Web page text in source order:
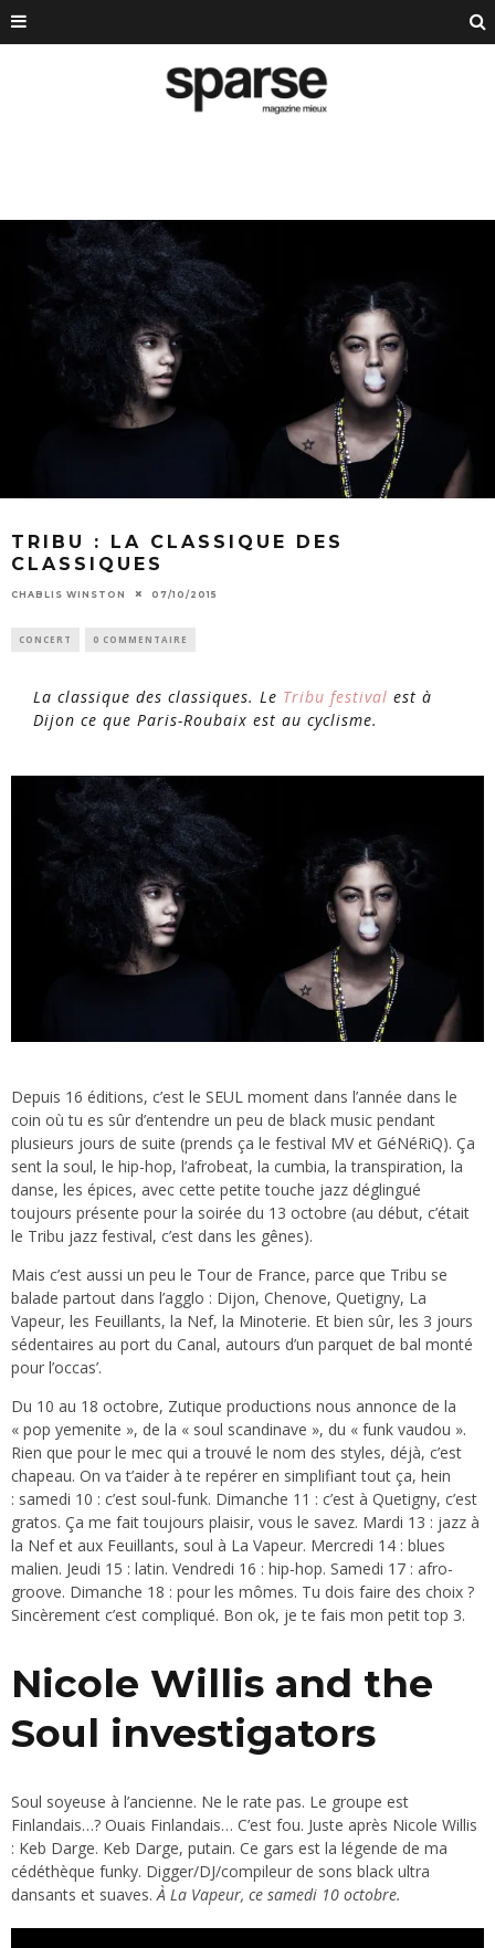
TRIBU : LA CLASSIQUE DES
CLASSIQUES
CHABLIS WINSTON 07/10/2015
CONCERT 0 COMMENTAIRE
La classique des classiques. Le Tribu festival est à
Dijon ce que Paris-Roubaix est au cyclisme.
Depuis 16 éditions, c’est le SEUL moment dans l’année dans le
coin où tu es sûr d’entendre un peu de black music pendant
plusieurs jours de suite (prends ça le festival MV et GéNéRiQ). Ça
sent la soul, le hip-hop, l’afrobeat, la cumbia, la transpiration, la
danse, les épices, avec cette petite touche jazz déglingué
toujours présente pour la soirée du 13 octobre (au début, c’était
le Tribu jazz festival, c’est dans les gênes).
Mais c’est aussi un peu le Tour de France, parce que Tribu se
balade partout dans l’agglo : Dijon, Chenove, Quetigny, La
Vapeur, les Feuillants, la Nef, la Minoterie. Et bien sûr, les 3 jours
sédentaires au port du Canal, autours d’un parquet de bal monté
pour l’occas’.
Du 10 au 18 octobre, Zutique productions nous annonce de la
« pop yemenite », de la « soul scandinave », du « funk vaudou ».
Rien que pour le mec qui a trouvé le nom des styles, déjà, c’est
chapeau. On va t’aider à te repérer en simplifiant tout ça, hein
: samedi 10 : c’est soul-funk. Dimanche 11 : c’est à Quetigny, c’est
gratos. Ça me fait toujours plaisir, vous le savez. Mardi 13 : jazz à
la Nef et aux Feuillants, soul à La Vapeur. Mercredi 14 : blues
malien. Jeudi 15 : latin. Vendredi 16 : hip-hop. Samedi 17 : afro-
groove. Dimanche 18 : pour les mômes. Tu dois faire des choix ?
Sincèrement c’est compliqué. Bon ok, je te fais mon petit top 3.
Nicole Willis and the
Soul investigators
Soul soyeuse à l’ancienne. Ne le rate pas. Le groupe est
Finlandais…? Ouais Finlandais… C’est fou. Juste après Nicole Willis
: Keb Darge. Keb Darge, putain. Ce gars est la légende de ma
cédéthèque funky. Digger/DJ/compileur de sons black ultra
dansants et suaves.À La Vapeur, ce samedi 10 octobre.